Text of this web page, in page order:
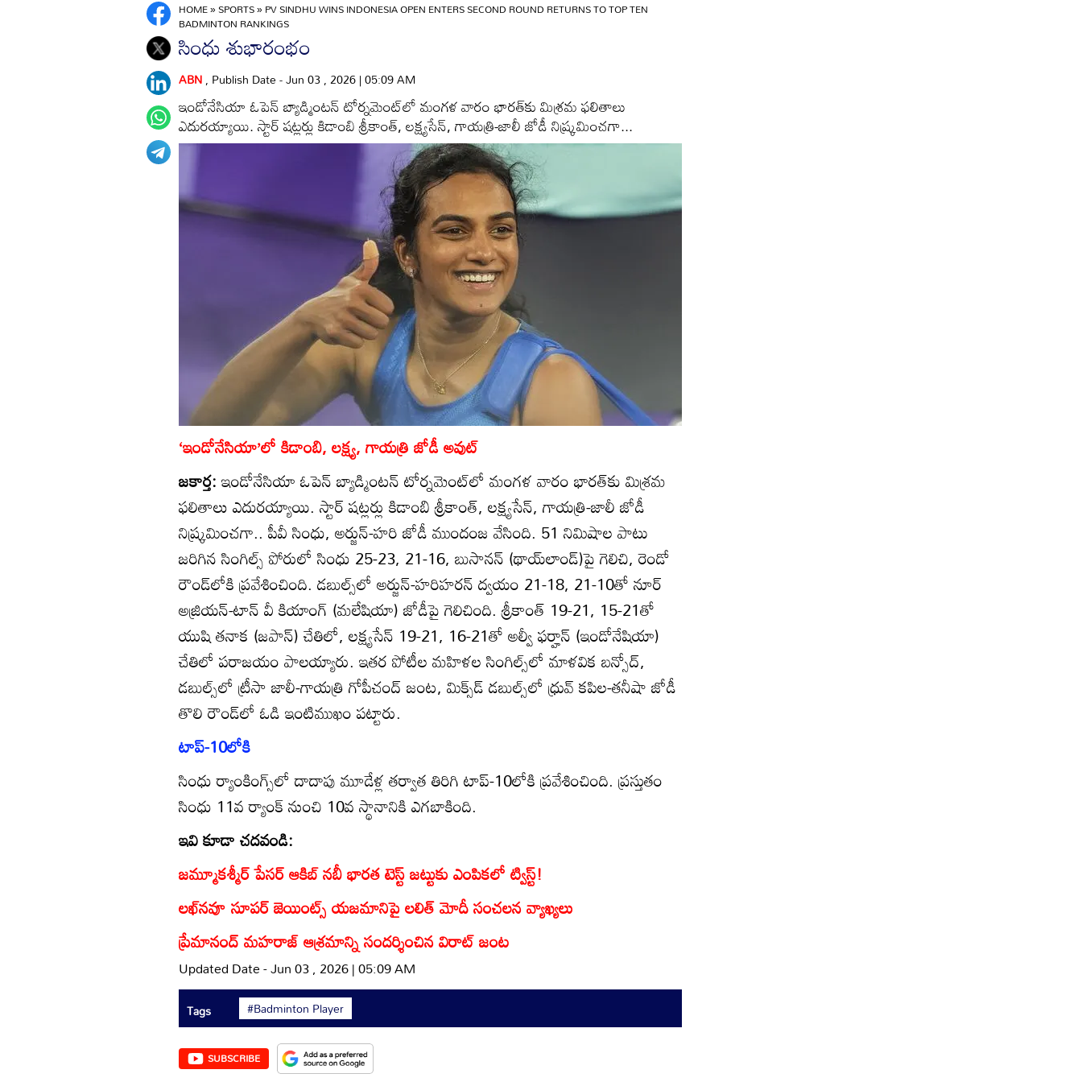
HOME»SPORTS»PV SINDHU WINS INDONESIA OPEN ENTERS SECOND ROUND RETURNS TO TOP TEN
BADMINTON RANKINGS
సింధు శుభారంభం
ABN, Publish Date - Jun 03 , 2026 | 05:09 AM
ఇండోనేసియా ఓపెన్‌ బ్యాడ్మింటన్‌ టోర్నమెంట్‌లో మంగళ వారం భారత్‌కు మిశ్రమ ఫలితాలు
ఎదురయ్యాయి. స్టార్‌ షట్లర్లు కిడాంబి శ్రీకాంత్‌, లక్ష్యసేన్‌, గాయత్రి-జాలీ జోడీ నిష్క్రమించగా...
‘ఇండోనేసియా’లో కిడాంబి, లక్ష్య, గాయత్రి జోడీ అవుట్‌
జకార్త:ఇండోనేసియా ఓపెన్‌ బ్యాడ్మింటన్‌ టోర్నమెంట్‌లో మంగళ వారం భారత్‌కు మిశ్రమ
ఫలితాలు ఎదురయ్యాయి. స్టార్‌ షట్లర్లు కిడాంబి శ్రీకాంత్‌, లక్ష్యసేన్‌, గాయత్రి-జాలీ జోడీ
నిష్క్రమించగా.. పీవీ సింధు, అర్జున్‌-హరి జోడీ ముందంజ వేసింది. 51 నిమిషాల పాటు
జరిగిన సింగిల్స్‌ పోరులో సింధు 25-23, 21-16, బుసానన్‌ (థాయ్‌లాండ్‌)పై గెలిచి, రెండో
రౌండ్‌లోకి ప్రవేశించింది. డబుల్స్‌లో అర్జున్‌-హరిహరన్‌ ద్వయం 21-18, 21-10తో నూర్‌
అజ్రియన్‌-టాన్‌ వీ కియాంగ్‌ (మలేషియా) జోడీపై గెలిచింది. శ్రీకాంత్‌ 19-21, 15-21తో
యుషి తనాక (జపాన్‌) చేతిలో, లక్ష్యసేన్‌ 19-21, 16-21తో అల్వీ ఫర్హాన్‌ (ఇండోనేషియా)
చేతిలో పరాజయం పాలయ్యారు. ఇతర పోటీల మహిళల సింగిల్స్‌లో మాళవిక బన్సోద్‌,
డబుల్స్‌లో ట్రీసా జాలీ-గాయత్రి గోపీచంద్‌ జంట, మిక్స్‌డ్‌ డబుల్స్‌లో ధ్రువ్‌ కపిల-తనీషా జోడీ
తొలి రౌండ్‌లో ఓడి ఇంటిముఖం పట్టారు.
టాప్‌-10లోకి
సింధు ర్యాంకింగ్స్‌లో దాదాపు మూడేళ్ల తర్వాత తిరిగి టాప్‌-10లోకి ప్రవేశించింది. ప్రస్తుతం
సింధు 11వ ర్యాంక్‌ నుంచి 10వ స్థానానికి ఎగబాకింది.
ఇవి కూడా చదవండి:
జమ్మూకశ్మీర్‌ పేసర్‌ ఆకిబ్ నబీ భారత టెస్ట్ జట్టుకు ఎంపికలో ట్విస్ట్!
లఖ్‌నవూ సూపర్‌ జెయింట్స్ యజమానిపై లలిత్ మోదీ సంచలన వ్యాఖ్యలు
ప్రేమానంద్ మహరాజ్ ఆశ్రమాన్ని సందర్శించిన విరాట్ జంట
Updated Date - Jun 03 , 2026 | 05:09 AM
Tags #Badminton Player
SUBSCRIBE